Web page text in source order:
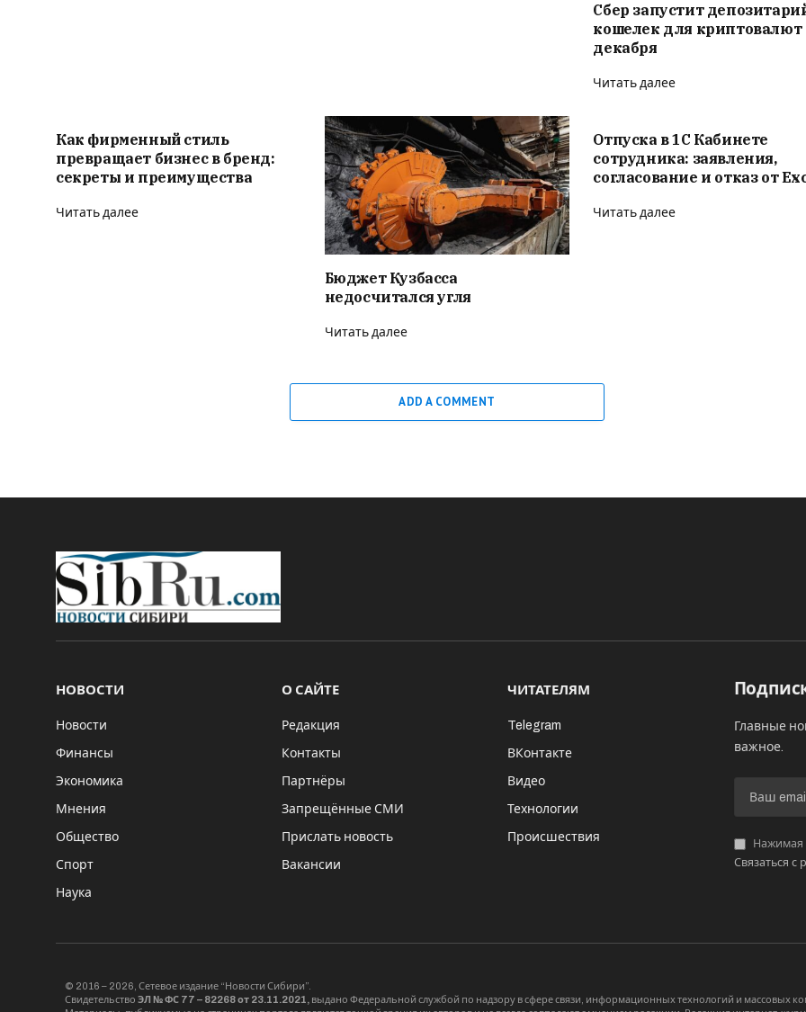
Сбер запустит
кошелек для криптовалют
декабря
Читать далее
Как фирменный стиль
превращает бизнес в бренд:
секреты и преимущества
Читать далее
Бюджет Кузбасса
недосчитался угля
Читать далее
Отпуска в 1С Кабинете
сотрудника: заявления,
согласование и отказ от
Читать далее
ADD A COMMENT
НОВОСТИ
Новости
Финансы
Экономика
Мнения
Общество
Спорт
Наука
О САЙТЕ
Редакция
Контакты
Партнёры
Запрещённые СМИ
Прислать новость
Вакансии
ЧИТАТЕЛЯМ
Telegram
ВКонтакте
Видео
Технологии
Происшествия
Главные
важное.
Нажимая
Связаться с
© 2016 – 2026, Сетевое издание “Новости Сибири”.
Свидетельство ЭЛ № ФС 77 – 82268 от 23.11.2021, выдано Федеральной службой по надзору в сфере связи, информационных технологий и массовых